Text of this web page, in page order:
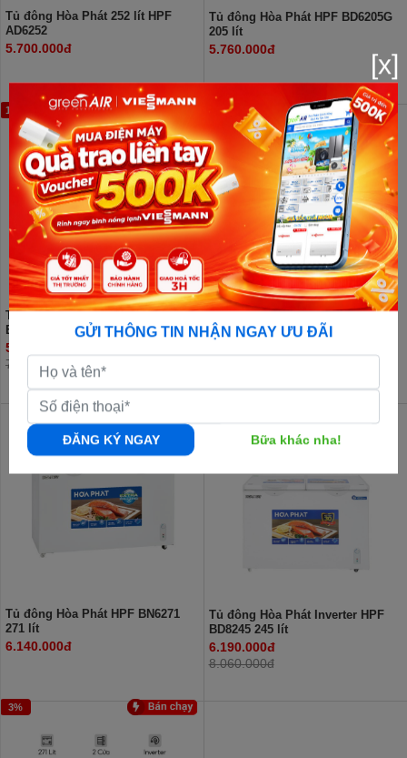
Tủ đông Hòa Phát 252 lít HPF
AD6252
5.700.000đ
Tủ đông Hòa Phát HPF BD6205G
205 lít
5.760.000đ
18%
Tủ đông Hòa Phát 245 Lít HPF
BD6245
5.870.000đ
7.190.000đ
Tủ đông Hòa Phát Inverter HPF
BD8205 205 lít
Tủ đông Hòa Phát HPF BN6271
271 lít
6.140.000đ
Tủ đông Hòa Phát Inverter HPF
BD8245 245 lít
6.190.000đ
8.060.000đ
3%
[x]
GỬI THÔNG TIN NHẬN NGAY ƯU ĐÃI
ĐĂNG KÝ NGAY Bữa khác nha!